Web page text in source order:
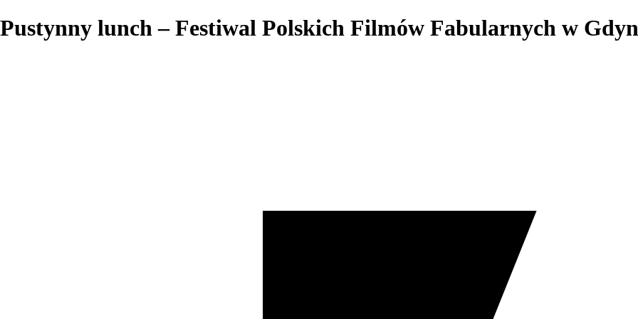
Pustynny lunch – Festiwal Polskich Filmów Fabularnych w